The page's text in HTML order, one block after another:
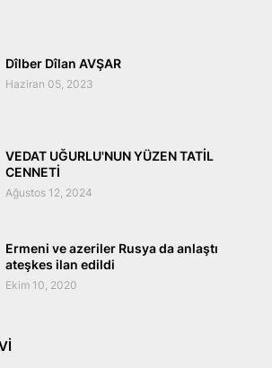
Dîlber Dîlan AVŞAR
Haziran 05, 2023
VEDAT UĞURLU'NUN YÜZEN TATİL
CENNETİ
Ağustos 12, 2024
Ermeni ve azeriler Rusya da anlaştı
ateşkes ilan edildi
Ekim 10, 2020